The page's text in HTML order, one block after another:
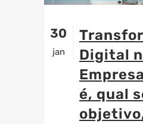
30
jan
Digital
é, qual